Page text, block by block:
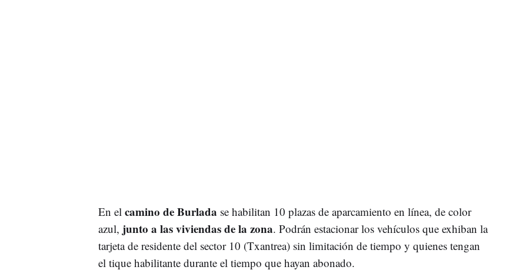
En el camino de Burlada se habilitan 10 plazas de aparcamiento en línea, de color
azul, junto a las viviendas de la zona. Podrán estacionar los vehículos que exhiban la
tarjeta de residente del sector 10 (Txantrea) sin limitación de tiempo y quienes tengan
el tique habilitante durante el tiempo que hayan abonado.